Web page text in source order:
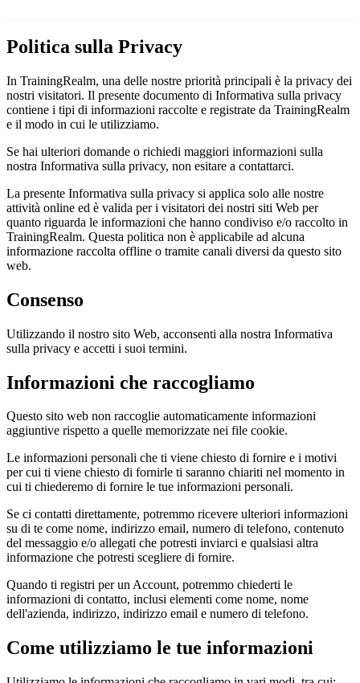
Politica sulla Privacy
In TrainingRealm, una delle nostre priorità principali è la privacy dei
nostri visitatori. Il presente documento di Informativa sulla privacy
contiene i tipi di informazioni raccolte e registrate da TrainingRealm
e il modo in cui le utilizziamo.
Se hai ulteriori domande o richiedi maggiori informazioni sulla
nostra Informativa sulla privacy, non esitare a contattarci.
La presente Informativa sulla privacy si applica solo alle nostre
attività online ed è valida per i visitatori dei nostri siti Web per
quanto riguarda le informazioni che hanno condiviso e/o raccolto in
TrainingRealm. Questa politica non è applicabile ad alcuna
informazione raccolta offline o tramite canali diversi da questo sito
web.
Consenso
Utilizzando il nostro sito Web, acconsenti alla nostra Informativa
sulla privacy e accetti i suoi termini.
Informazioni che raccogliamo
Questo sito web non raccoglie automaticamente informazioni
aggiuntive rispetto a quelle memorizzate nei file cookie.
Le informazioni personali che ti viene chiesto di fornire e i motivi
per cui ti viene chiesto di fornirle ti saranno chiariti nel momento in
cui ti chiederemo di fornire le tue informazioni personali.
Se ci contatti direttamente, potremmo ricevere ulteriori informazioni
su di te come nome, indirizzo email, numero di telefono, contenuto
del messaggio e/o allegati che potresti inviarci e qualsiasi altra
informazione che potresti scegliere di fornire.
Quando ti registri per un Account, potremmo chiederti le
informazioni di contatto, inclusi elementi come nome, nome
dell'azienda, indirizzo, indirizzo email e numero di telefono.
Come utilizziamo le tue informazioni